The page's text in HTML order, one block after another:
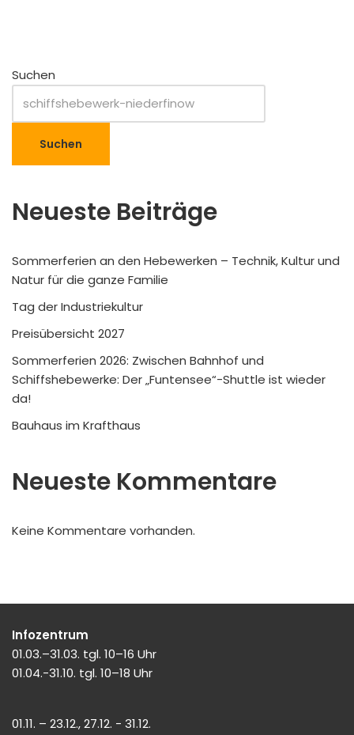
Suchen
Suchen
Neueste Beiträge
Sommerferien an den Hebewerken – Technik, Kultur und
Natur für die ganze Familie
Tag der Industriekultur
Preisübersicht 2027
Sommerferien 2026: Zwischen Bahnhof und
Schiffshebewerke: Der „Funtensee“-Shuttle ist wieder
da!
Bauhaus im Krafthaus
Neueste Kommentare
Keine Kommentare vorhanden.
Infozentrum
01.03.–31.03. tgl. 10–16 Uhr
01.04.-31.10. tgl. 10–18 Uhr
01.11. – 23.12., 27.12. - 31.12.